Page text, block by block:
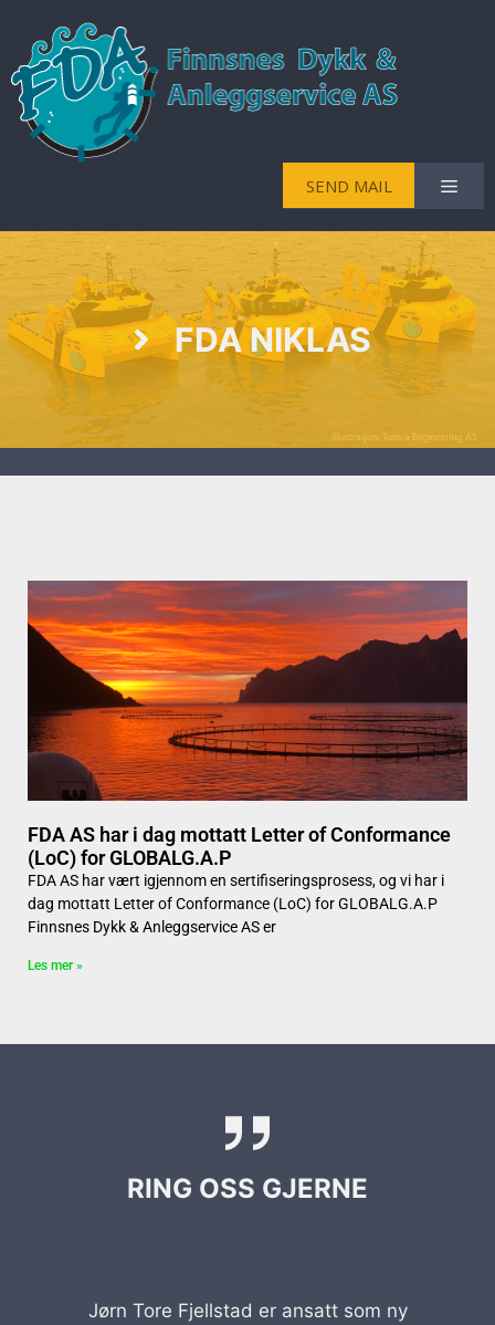
SEND MAIL
FDA NIKLAS
FDA AS har i dag mottatt Letter of Conformance
(LoC) for GLOBALG.A.P
FDA AS har vært igjennom en sertifiseringsprosess, og vi har i
dag mottatt Letter of Conformance (LoC) for GLOBALG.A.P
Finnsnes Dykk & Anleggservice AS er
Les mer »
RING OSS GJERNE
Jørn Tore Fjellstad er ansatt som ny